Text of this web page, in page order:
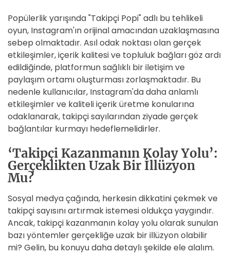
Popülerlik yarışında "Takipçi Popi" adlı bu tehlikeli
oyun, Instagram'ın orijinal amacından uzaklaşmasına
sebep olmaktadır. Asıl odak noktası olan gerçek
etkileşimler, içerik kalitesi ve topluluk bağları göz ardı
edildiğinde, platformun sağlıklı bir iletişim ve
paylaşım ortamı oluşturması zorlaşmaktadır. Bu
nedenle kullanıcılar, Instagram'da daha anlamlı
etkileşimler ve kaliteli içerik üretme konularına
odaklanarak, takipçi sayılarından ziyade gerçek
bağlantılar kurmayı hedeflemelidirler.
‘Takipçi Kazanmanın Kolay Yolu’:
Gerçeklikten Uzak Bir İllüzyon
Mu?
Sosyal medya çağında, herkesin dikkatini çekmek ve
takipçi sayısını artırmak istemesi oldukça yaygındır.
Ancak, takipçi kazanmanın kolay yolu olarak sunulan
bazı yöntemler gerçekliğe uzak bir illüzyon olabilir
mi? Gelin, bu konuyu daha detaylı şekilde ele alalım.